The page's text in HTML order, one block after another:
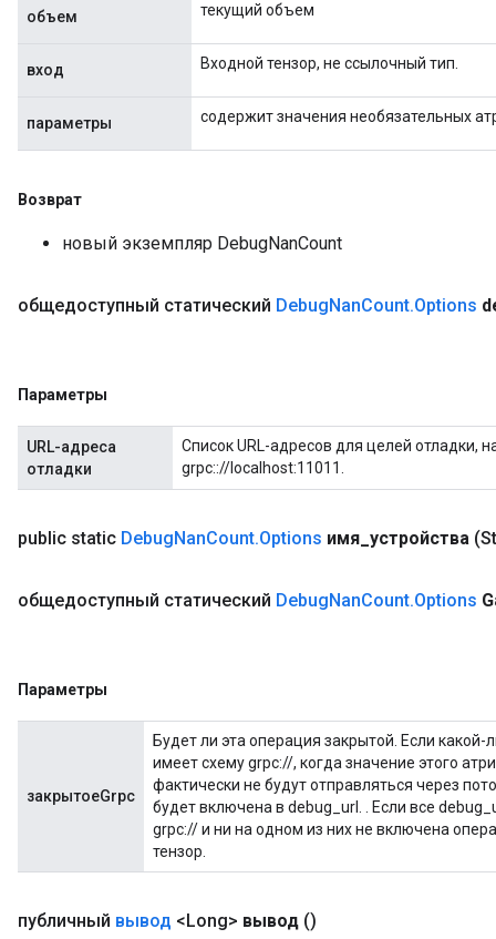
объем текущий объем
вход Входной тензор, не ссылочный тип.
параметры содержит значения необязательных
Возврат
новый экземпляр DebugNanCount
общедоступный статический DebugNanCount.Options
Параметры
URL-адреса
отладки
Список URL-адресов для целей
grpc:://localhost:11011.
public static DebugNanCount.Options имя устройства
общедоступный статический DebugNanCount.Options
Параметры
закрытоеGrpc
Будет ли эта операция закрытой. Если какой-
имеет схему grpc://, когда значение этого
фактически не будут отправляться через
будет включена в debug_url. . Если все
grpc:// и ни на одном из них не включена
тензор.
публичный вывод <Long> вывод ()